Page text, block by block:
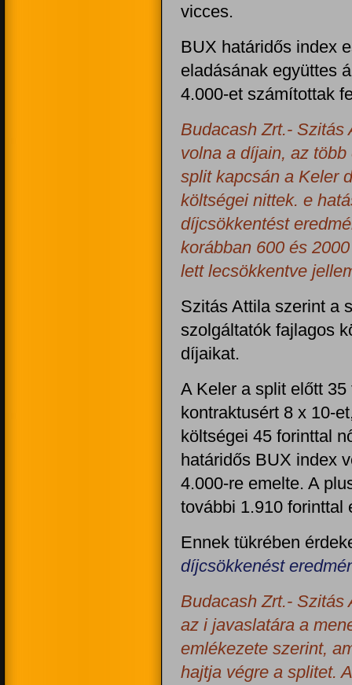
vicces.
BUX határidős index
eladásának együttes
4.000-et számítottak
Budacash Zrt.- Szitás
volna a díjain, az
split kapcsán a Keler
költségei nittek. e
díjcsökkentést
korábban 600 és
lett lecsökkentve
Szitás Attila szerint a
szolgáltatók fajlagos
díjaikat.
A Keler a split előtt
kontraktusért 8 x 10-
költségei 45 forinttal
határidős BUX index
4.000-re emelte. A
további 1.910 forinttal
Ennek tükrében
díjcsökkenést
Budacash Zrt.- Szitás
az i javaslatára a
emlékezete szerint,
hajtja végre a splitet.